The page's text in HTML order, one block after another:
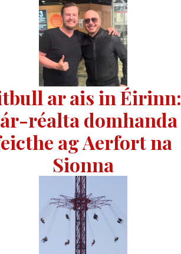
ar ais in Éirinn:
réalta domhanda
ag Aerfort na
Sionna